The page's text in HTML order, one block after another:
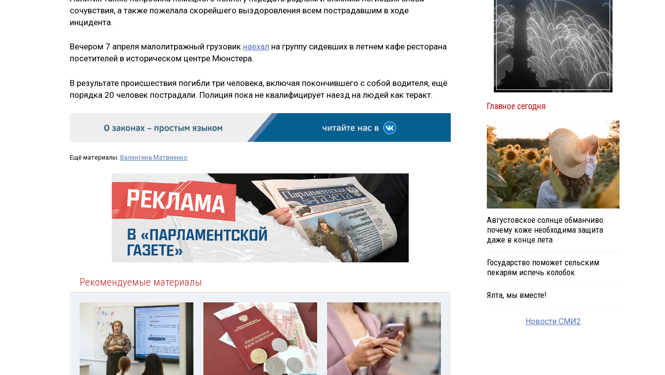
сочувствия, а также пожелала скорейшего выздоровления всем пострадавшим в ходе
инцидента.
Вечером 7 апреля малолитражный грузовик наехал на группу сидевших в летнем кафе ресторана
посетителей в историческом центре Мюнстера.
В результате происшествия погибли три человека, включая покончившего с собой водителя, ещё
порядка 20 человек пострадали. Полиция пока не квалифицирует наезд на людей как теракт.
Ещё материалы: Валентина Матвиенко
Рекомендуемые материалы
Главное сегодня
Августовское солнце обманчиво:
почему коже необходима защита
даже в конце лета
Государство поможет сельским
пекарям испечь колобок
Ялта, мы вместе!
Новости СМИ2